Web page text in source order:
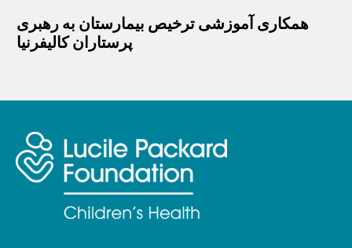
همکاری آموزشی ترخیص بیمارستان به رهبری
پرستاران کالیفرنیا